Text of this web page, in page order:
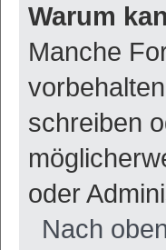
Warum
Manche
schreiben
oder
Nach